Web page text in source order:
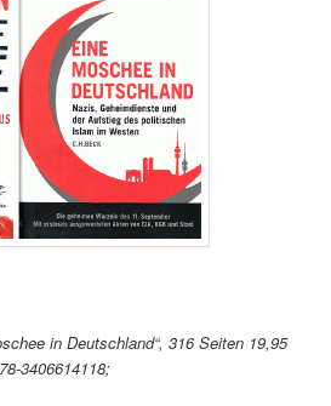
in Deutschland“, 316 Seiten 19,95
3406614118;